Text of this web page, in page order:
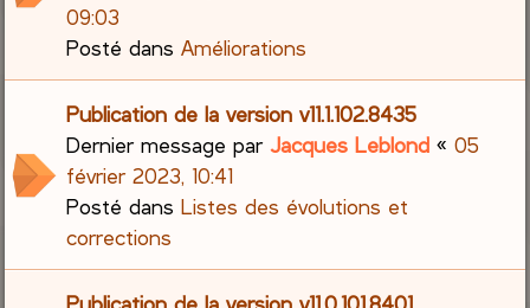
09:03
Posté dansAméliorations
Publication de la version v11.1.102.8435
Dernier message parJacques Leblond «05
février 2023, 10:41
Posté dansListes des évolutions et
corrections